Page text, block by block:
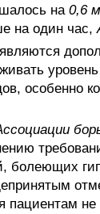
на 0,6
на один час,
особенно
болеющих
пациентам